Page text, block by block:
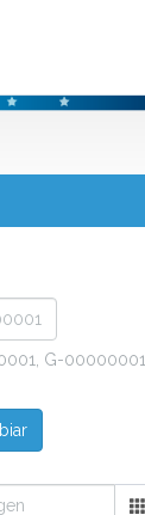
G-00000001